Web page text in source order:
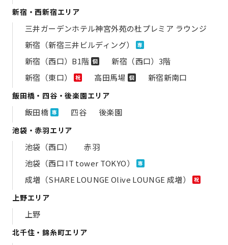
新宿・西新宿エリア
三井ガーデンホテル神宮外苑の​杜プレミア ラウンジ
新宿（新宿三井ビルディング）
専
新宿（西口）B1階 個
新宿（西口）3階
新宿（東口）
祝 高田馬場 個 新宿新南口
飯田橋・四谷・後楽園エリア
飯田橋 専 四谷 後楽園
池袋・赤羽エリア
池袋（西口）
赤羽
池袋（西口 IT tower TOKYO）
専
成増（SHARE LOUNGE Olive LOUNGE 成増） 祝
上野エリア
上野
北千住・錦糸町エリア